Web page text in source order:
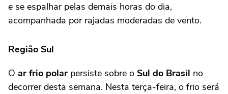
e se espalhar pelas demais horas do dia,
acompanhada por rajadas moderadas de vento.
Região Sul
O ar frio polar persiste sobre o Sul do Brasil no
decorrer desta semana. Nesta terça-feira, o frio será